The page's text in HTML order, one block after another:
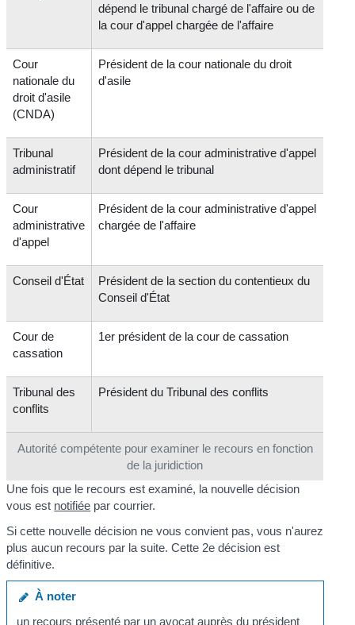
Autorité compétente pour examiner le recours en fonction
de la juridiction
dépend le tribunal chargé de l'affaire ou de
la cour d'appel chargée de l'affaire
Cour
nationale du
droit d'asile
(CNDA)
Président de la cour nationale du droit
d'asile
Tribunal
administratif
Président de la cour administrative d'appel
dont dépend le tribunal
Cour
administrative
d'appel
Président de la cour administrative d'appel
chargée de l'affaire
Conseil d'État
Président de la section du contentieux du
Conseil d'État
Cour de
cassation
1er président de la cour de cassation
Tribunal des
conflits
Président du Tribunal des conflits
Une fois que le recours est examiné, la nouvelle décision
vous est notifiée par courrier.
Si cette nouvelle décision ne vous convient pas, vous n'aurez
plus aucun recours par la suite. Cette 2e décision est
définitive.
À noter
un recours présenté par un avocat auprès du président